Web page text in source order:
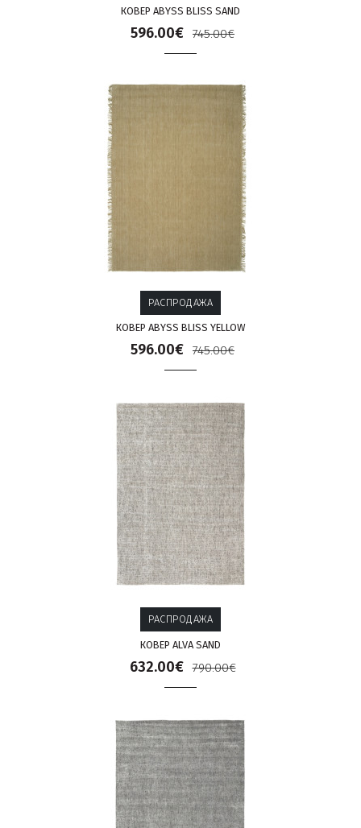
КОВЕР ABYSS BLISS SAND
596.00€ 745.00€
РАСПРОДАЖА
КОВЕР ABYSS BLISS YELLOW
596.00€ 745.00€
РАСПРОДАЖА
КОВЕР ALVA SAND
632.00€ 790.00€